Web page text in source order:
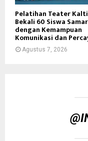
Pelatihan Teater
Bekali 60 Siswa
dengan Kemampuan
Komunikasi dan
Agustus 7, 2026